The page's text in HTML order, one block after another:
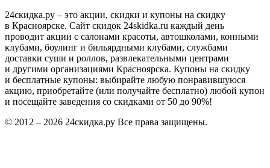
24скидка.ру – это акции, скидки и купоны на скидку
в Красноярске. Сайт скидок 24skidka.ru каждый день
проводит акции с салонами красоты, автошколами, конными
клубами, боулинг и бильярдными клубами, службами
доставки суши и роллов, развлекательными центрами
и другими организациями Красноярска. Купоны на скидку
и бесплатные купоны: выбирайте любую понравившуюся
акцию, приобретайте (или получайте бесплатно) любой купон
и посещайте заведения со скидками от 50 до 90%!
© 2012 – 2026 24скидка.ру Все права защищены.